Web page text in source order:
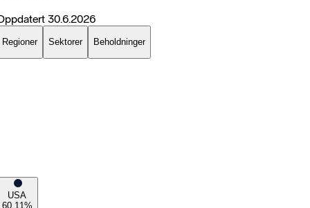
30.6.2026
Regioner Sektorer Beholdninger
USA
60,11%